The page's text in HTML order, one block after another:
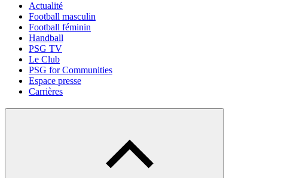
Actualité
Football masculin
Football féminin
Handball
PSG TV
Le Club
PSG for Communities
Espace presse
Carrières